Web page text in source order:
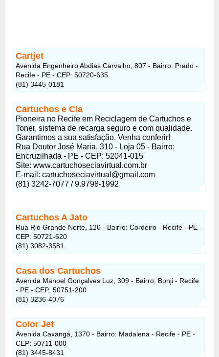
Cartjet
Avenida Engenheiro Abdias Carvalho, 807 - Bairro: Prado -
Recife - PE - CEP: 50720-635
(81) 3445-0181
Cartuchos e Cia
Pioneira no Recife em Reciclagem de Cartuchos e
Toner, sistema de recarga seguro e com qualidade.
Garantimos a sua satisfação. Venha conferir!
Rua Doutor José Maria, 310 - Loja 05 - Bairro:
Encruzilhada - PE - CEP: 52041-015
Site: www.cartuchoseciavirtual.com.br
E-mail: cartuchoseciavirtual@gmail.com
(81) 3242-7077 / 9.9798-1992
Cartuchos A Jato
Rua Rio Grande Norte, 120 - Bairro: Cordeiro - Recife - PE -
CEP: 50721-620
(81) 3082-3581
Casa dos Cartuchos
Avenida Manoel Gonçalves Luz, 309 - Bairro: Bonji - Recife
- PE - CEP: 50751-200
(81) 3236-4076
Color Jet
Avenida Caxangá, 1370 - Bairro: Madalena - Recife - PE -
CEP: 50711-000
(81) 3445-8431